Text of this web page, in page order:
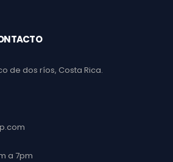
de dos ríos, Costa Rica.
a 7pm